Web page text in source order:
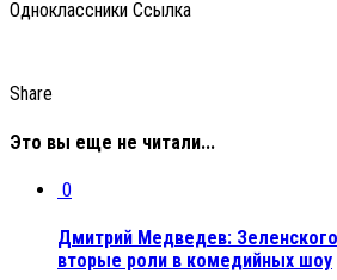
Одноклассники Cсылка
Share
Это вы еще не читали...
0
Дмитрий Медведев:
вторые роли в комедийных шоу